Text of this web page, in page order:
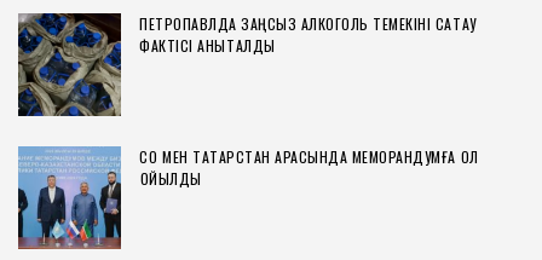
ПЕТРОПАВЛДА ЗАҢСЫЗ АЛКОГОЛЬ ТЕМЕКІНІ САҚТАУ
ФАКТІСІ АНЫҚТАЛДЫ
СҚО МЕН ТАТАРСТАН АРАСЫНДА МЕМОРАНДУМҒА ҚОЛ
ҚОЙЫЛДЫ